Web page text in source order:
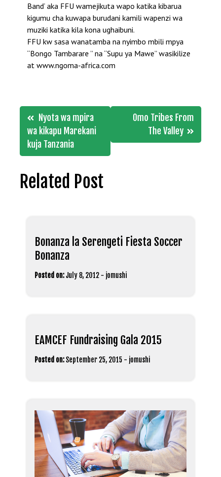
Band’ aka FFU wamejikuta wapo katika kibarua
kigumu cha kuwapa burudani kamili wapenzi wa
muziki katika kila kona ughaibuni.
FFU kw sasa wanatamba na nyimbo mbili mpya
“Bongo Tambarare ” na “Supu ya Mawe” wasikilize
at www.ngoma-africa.com
Post
navigation
Nyota wa mpira
wa kikapu Marekani
kuja Tanzania
Omo Tribes From
The Valley
Related Post
Bonanza la Serengeti Fiesta Soccer
Bonanza
Posted on: July 8, 2012 - jomushi
EAMCEF Fundraising Gala 2015
Posted on: September 25, 2015 - jomushi